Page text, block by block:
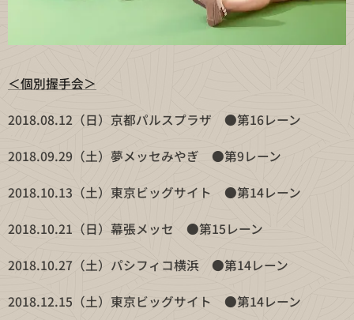
＜個別握手会＞
2018.08.12（日）京都パルスプラザ ●第16レーン
2018.09.29（土）夢メッセみやぎ ●第9レーン
2018.10.13（土）東京ビッグサイト ●第14レーン
2018.10.21（日）幕張メッセ ●第15レーン
2018.10.27（土）パシフィコ横浜 ●第14レーン
2018.12.15（土）東京ビッグサイト ●第14レーン